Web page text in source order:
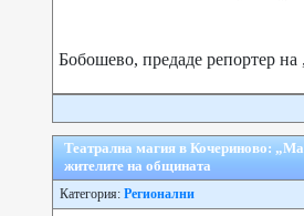
Бобошево, предаде репортер на
Театрална магия в Кочериново:
жителите на общината
Категория: Регионални